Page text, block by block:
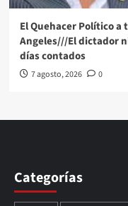
El Quehacer Político
Angeles///El dictador
días contados
7 agosto, 2026 0
Categorías